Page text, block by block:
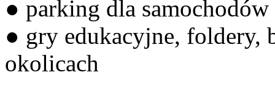
● parking dla
● gry edukacyjne, foldery,
okolicach